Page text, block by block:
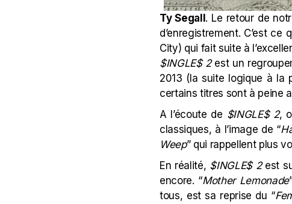
Ty Segall . Le retour de
d’enregistrement. C’est ce
City) qui fait suite à
$INGLE$ 2est un
2013 (la suite logique à la
certains titres sont à peine
A l’écoute de $INGLE$ 2,
classiques, à l’image de “
Weep” qui rappellent plus
En réalité, $INGLE$ 2 est
encore. “Mother Lemonade
tous, est sa reprise du “